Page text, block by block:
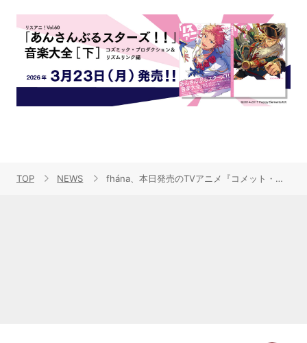
TOP NEWS fhána、本日発売のTVアニメ『コメット・ルシファー』オープニング主題歌「コメットルシファー ～The Seed and the Sower～」のミュージックビデオを公開＆リリースイベント開催決定！